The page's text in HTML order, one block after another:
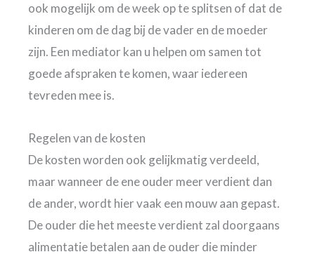
ook mogelijk om de week op te splitsen of dat de
kinderen om de dag bij de vader en de moeder
zijn. Een mediator kan u helpen om samen tot
goede afspraken te komen, waar iedereen
tevreden mee is.
Regelen van de kosten
De kosten worden ook gelijkmatig verdeeld,
maar wanneer de ene ouder meer verdient dan
de ander, wordt hier vaak een mouw aan gepast.
De ouder die het meeste verdient zal doorgaans
alimentatie betalen aan de ouder die minder